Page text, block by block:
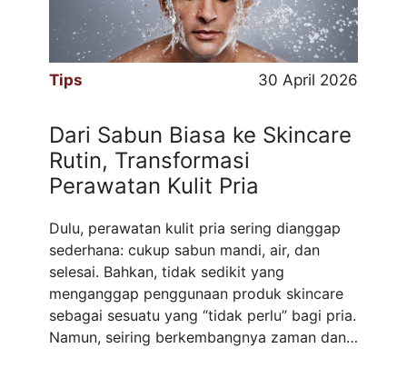
Tips 30 April 2026
Dari Sabun Biasa ke Skincare
Rutin, Transformasi
Perawatan Kulit Pria
Dulu, perawatan kulit pria sering dianggap
sederhana: cukup sabun mandi, air, dan
selesai. Bahkan, tidak sedikit yang
menganggap penggunaan produk skincare
sebagai sesuatu yang “tidak perlu” bagi pria.
Namun, seiring berkembangnya zaman dan